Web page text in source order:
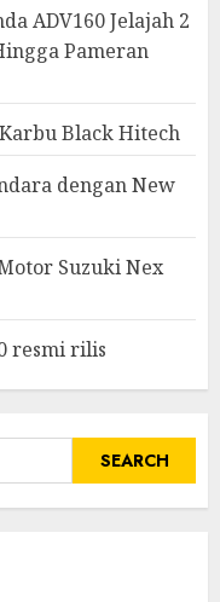
ADV160 Jelajah 2
Pameran
Black Hitech
dengan New
Suzuki Nex
resmi rilis